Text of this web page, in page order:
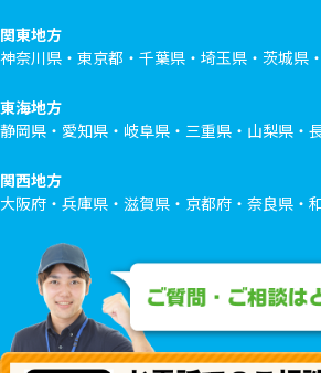
関東地方
神奈川県・東京都・千葉県・埼玉県・茨城県
東海地方
静岡県・愛知県・岐阜県・三重県・山梨県・
関西地方
大阪府・兵庫県・滋賀県・京都府・奈良県・